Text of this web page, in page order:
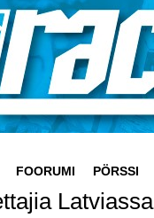
FOORUMI PÖRSSI
Latviassa